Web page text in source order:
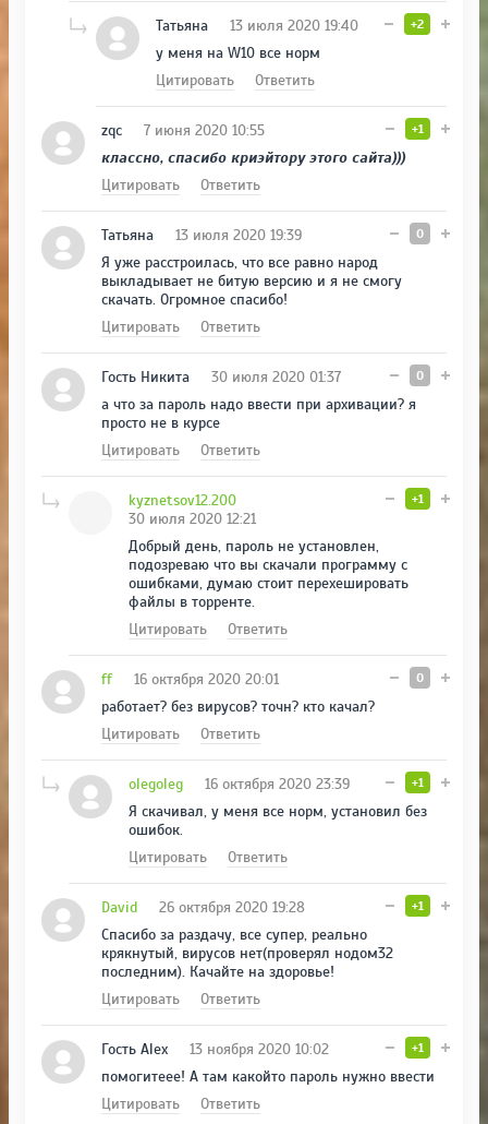
+2
Татьяна
13 июля 2020 19:40
у меня на W10 все норм
Цитировать
Ответить
+1
zqc
7 июня 2020 10:55
классно, спасибо криэйтору этого сайта)))
Цитировать
Ответить
0
Татьяна
13 июля 2020 19:39
Я уже расстроилась, что все равно народ
выкладывает не битую версию и я не смогу
скачать. Огромное спасибо!
Цитировать
Ответить
0
Гость Никита
30 июля 2020 01:37
а что за пароль надо ввести при архивации? я
просто не в курсе
Цитировать
Ответить
+1
kyznetsov12.200
30 июля 2020 12:21
Добрый день, пароль не установлен,
подозреваю что вы скачали программу с
ошибками, думаю стоит перехешировать
файлы в торренте.
Цитировать
Ответить
0
ff
16 октября 2020 20:01
работает? без вирусов? точн? кто качал?
Цитировать
Ответить
+1
olegoleg
16 октября 2020 23:39
Я скачивал, у меня все норм, установил без
ошибок.
Цитировать
Ответить
+1
David
26 октября 2020 19:28
Спасибо за раздачу, все супер, реально
крякнутый, вирусов нет(проверял нодом32
последним). Качайте на здоровье!
Цитировать
Ответить
+1
Гость Alex
13 ноября 2020 10:02
помогитеее! А там какойто пароль нужно ввести
Цитировать
Ответить